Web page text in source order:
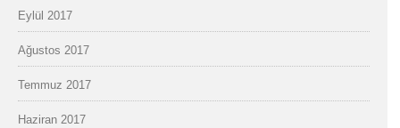
Eylül 2017
Ağustos 2017
Temmuz 2017
Haziran 2017